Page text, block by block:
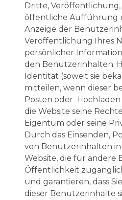
Dritte,
öffentliche Aufführung
Anzeige der
Veröffentlichung Ihres
persönlicher
den Benutzerinhalten.
Identität (soweit sie
mitteilen, wenn dieser
Posten oder
die Website seine
Eigentum oder seine
Durch das Einsenden,
von Benutzerinhalten
Website, die für andere
Öffentlichkeit
und garantieren, dass
dieser Benutzerinhalte